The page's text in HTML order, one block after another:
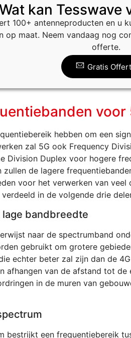
kan Tesswave
100+ antenneproducten en u
op maat. Neem vandaag nog
offerte.
Gratis
voor
hebben om een
zal 5G ook Frequency
Division Duplex voor hogere
zullen de lagere
voor het verwerken van
in de volgende drie
lage bandbreedte
naar de spectrumband
gebruikt om grotere
echter beter zal zijn dan de
afhangen van de afstand tot de
in de muren van
bestrijkt een frequentiebereik